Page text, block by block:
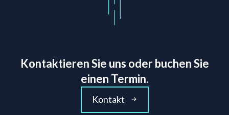
Kontaktieren Sie uns oder buchen Sie
einen Termin.
Kontakt